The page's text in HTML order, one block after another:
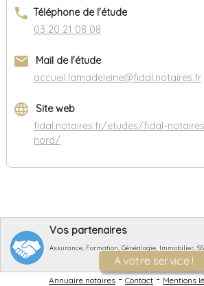
phone Téléphone de l'étude
03 20 21 08 08
email
Mail de l'étude
accueil.lamadeleine@fidal.notaires.fr
language
Site web
fidal.notaires.fr/etudes/fidal-
nord/
Vos partenaires
Assurance, Formation, Généalogie, Immobilier,
A votre service !
Annuaire notaires-Contact-Mentions